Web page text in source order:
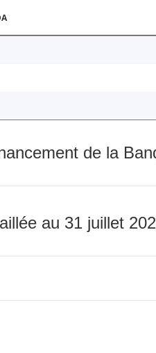
de la
au 31 juillet